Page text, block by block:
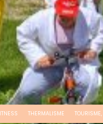
THERMALISME